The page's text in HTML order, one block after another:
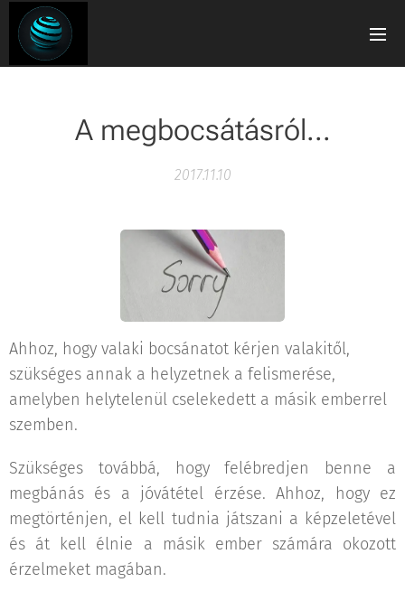
A megbocsátásról...
2017.11.10
Ahhoz, hogy valaki bocsánatot kérjen valakitől,
szükséges annak a helyzetnek a felismerése,
amelyben helytelenül cselekedett a másik emberrel
szemben.
Szükséges továbbá, hogy felébredjen benne a
megbánás és a jóvátétel érzése. Ahhoz, hogy ez
megtörténjen, el kell tudnia játszani a képzeletével
és át kell élnie a másik ember számára okozott
érzelmeket magában.